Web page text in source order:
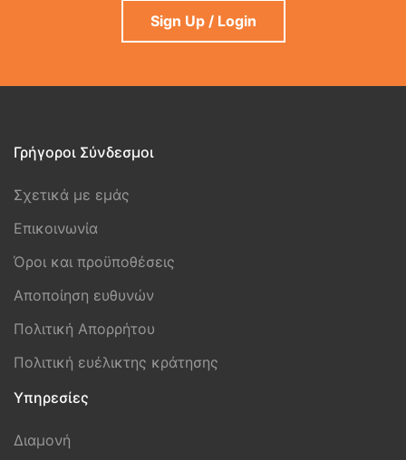
Sign Up / Login
Γρήγοροι Σύνδεσμοι
Σχετικά με εμάς
Επικοινωνία
Όροι και προϋποθέσεις
Aποποίηση ευθυνών
Πολιτική Απορρήτου
Πολιτική ευέλικτης κράτησης
Υπηρεσίες
Διαμονή